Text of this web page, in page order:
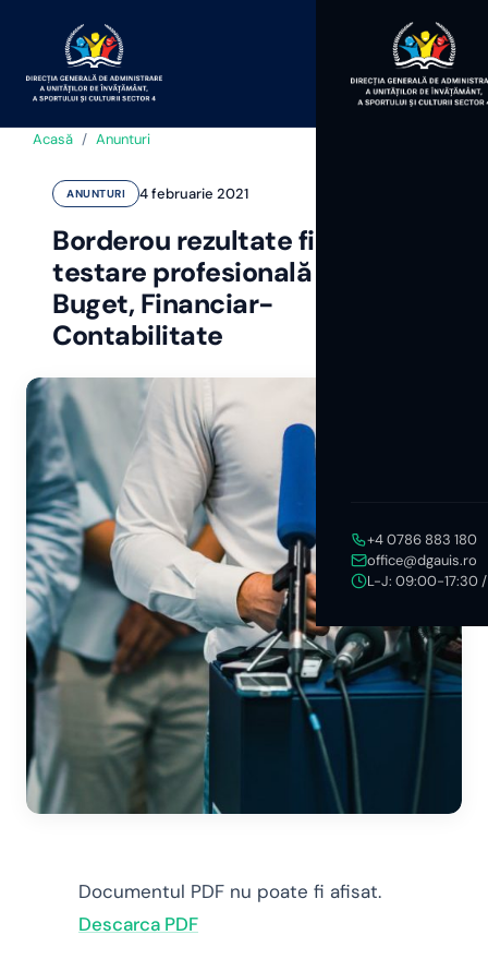
+4 0786 883 180
office@dgauis.ro
L-J: 09:00-17:30
Acasă / Anunturi
ANUNTURI 4 februarie 2021
Borderou rezultate finale
testare profesională Biroul
Buget, Financiar-
Contabilitate
Documentul PDF nu poate fi afisat.
Descarca PDF